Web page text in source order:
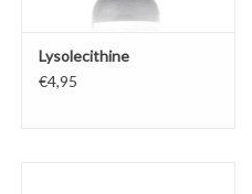
Lysolecithine
€4,95